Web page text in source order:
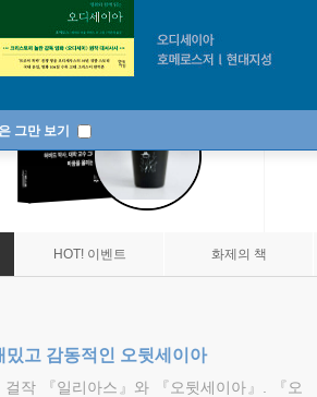
그만 보기
HOT! 이벤트 화제의 책
밌고 감동적인 오뒷세이아
걸작 『일리아스』와 『오뒷세이아』. 『오